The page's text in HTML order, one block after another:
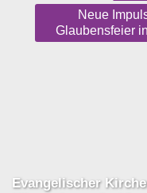
Neue
Glaubensfeier
Evangelischer